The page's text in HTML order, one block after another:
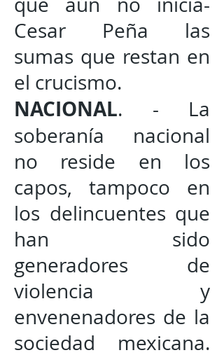
Cesar Peña las
sumas que restan en
el crucismo.
NACIONAL. - La
soberanía nacional
no reside en los
capos, tampoco en
los delincuentes que
han sido
generadores de
violencia y
envenenadores de la
sociedad mexicana.